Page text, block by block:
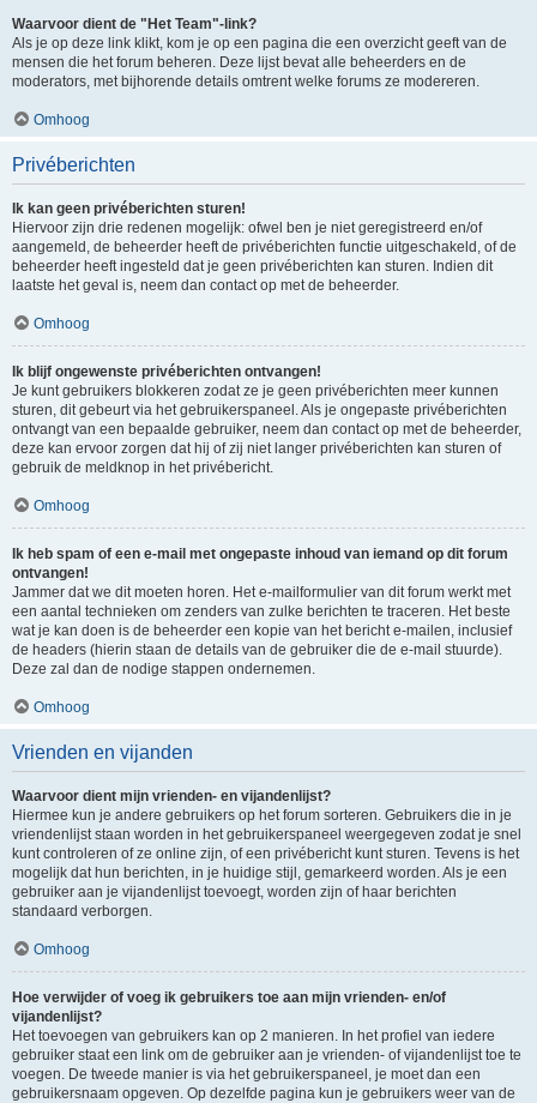
Waarvoor dient de "Het Team"-link?
Als je op deze link klikt, kom je op een pagina die een overzicht geeft van de
mensen die het forum beheren. Deze lijst bevat alle beheerders en de
moderators, met bijhorende details omtrent welke forums ze modereren.
Omhoog
Privéberichten
Ik kan geen privéberichten sturen!
Hiervoor zijn drie redenen mogelijk: ofwel ben je niet geregistreerd en/of
aangemeld, de beheerder heeft de privéberichten functie uitgeschakeld, of de
beheerder heeft ingesteld dat je geen privéberichten kan sturen. Indien dit
laatste het geval is, neem dan contact op met de beheerder.
Omhoog
Ik blijf ongewenste privéberichten ontvangen!
Je kunt gebruikers blokkeren zodat ze je geen privéberichten meer kunnen
sturen, dit gebeurt via het gebruikerspaneel. Als je ongepaste privéberichten
ontvangt van een bepaalde gebruiker, neem dan contact op met de beheerder,
deze kan ervoor zorgen dat hij of zij niet langer privéberichten kan sturen of
gebruik de meldknop in het privébericht.
Omhoog
Ik heb spam of een e-mail met ongepaste inhoud van iemand op dit forum
ontvangen!
Jammer dat we dit moeten horen. Het e-mailformulier van dit forum werkt met
een aantal technieken om zenders van zulke berichten te traceren. Het beste
wat je kan doen is de beheerder een kopie van het bericht e-mailen, inclusief
de headers (hierin staan de details van de gebruiker die de e-mail stuurde).
Deze zal dan de nodige stappen ondernemen.
Omhoog
Vrienden en vijanden
Waarvoor dient mijn vrienden- en vijandenlijst?
Hiermee kun je andere gebruikers op het forum sorteren. Gebruikers die in je
vriendenlijst staan worden in het gebruikerspaneel weergegeven zodat je snel
kunt controleren of ze online zijn, of een privébericht kunt sturen. Tevens is het
mogelijk dat hun berichten, in je huidige stijl, gemarkeerd worden. Als je een
gebruiker aan je vijandenlijst toevoegt, worden zijn of haar berichten
standaard verborgen.
Omhoog
Hoe verwijder of voeg ik gebruikers toe aan mijn vrienden- en/of
vijandenlijst?
Het toevoegen van gebruikers kan op 2 manieren. In het profiel van iedere
gebruiker staat een link om de gebruiker aan je vrienden- of vijandenlijst toe te
voegen. De tweede manier is via het gebruikerspaneel, je moet dan een
gebruikersnaam opgeven. Op dezelfde pagina kun je gebruikers weer van de